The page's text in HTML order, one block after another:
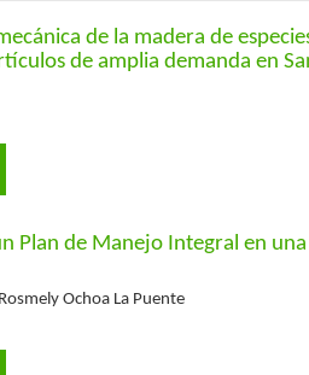
de la madera de
de amplia demanda en
Plan de Manejo Integral en
Ochoa La Puente